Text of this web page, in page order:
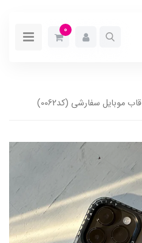
0
قاب موبایل سفارشی (کد0062)